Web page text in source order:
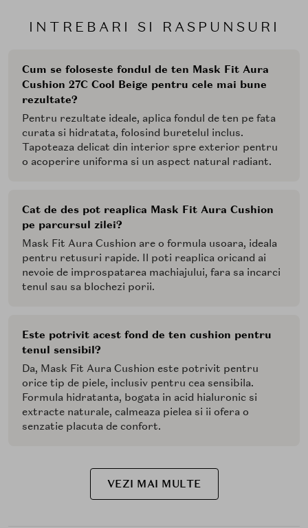
INTREBARI SI RASPUNSURI
Cum se foloseste fondul de ten Mask Fit Aura
Cushion 27C Cool Beige pentru cele mai bune
rezultate?
Pentru rezultate ideale, aplica fondul de ten pe fata
curata si hidratata, folosind buretelul inclus.
Tapoteaza delicat din interior spre exterior pentru
o acoperire uniforma si un aspect natural radiant.
Cat de des pot reaplica Mask Fit Aura Cushion
pe parcursul zilei?
Mask Fit Aura Cushion are o formula usoara, ideala
pentru retusuri rapide. Il poti reaplica oricand ai
nevoie de improspatarea machiajului, fara sa incarci
tenul sau sa blochezi porii.
Este potrivit acest fond de ten cushion pentru
tenul sensibil?
Da, Mask Fit Aura Cushion este potrivit pentru
orice tip de piele, inclusiv pentru cea sensibila.
Formula hidratanta, bogata in acid hialuronic si
extracte naturale, calmeaza pielea si ii ofera o
senzatie placuta de confort.
VEZI MAI MULTE
catre exterior pentru o acoperire uniforma. Daca
multa atentie.